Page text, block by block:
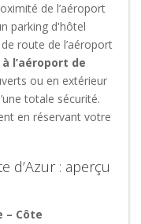
de l’aéroport
parking d'hôtel
route de l’aéroport
l’aéroport de
ou en extérieur
totale sécurité.
en réservant votre
d’Azur : aperçu
– Côte